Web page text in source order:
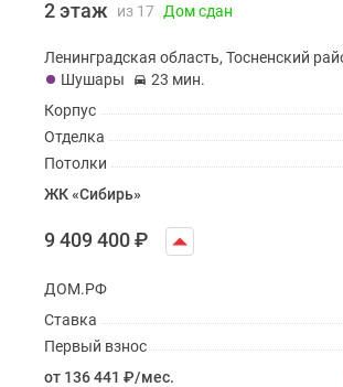
2 этаж из 17 Дом сдан
Ленинградская область, Тосненский
Шушары
23 мин.
Корпус
Отделка
Потолки
ЖК «Сибирь»
9 409 400₽
ДОМ.РФ
Ставка
Первый взнос
от 136 441 ₽/мес.